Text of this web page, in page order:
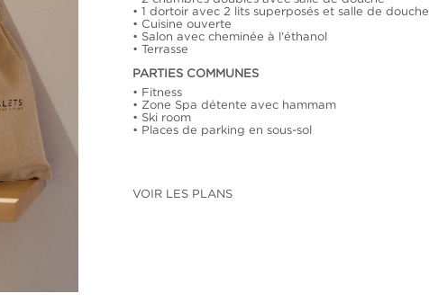
1 dortoir avec 2 lits superposés et salle de douche
Cuisine ouverte
Salon avec cheminée à l'éthanol
Terrasse
PARTIES COMMUNES
Fitness
Zone Spa détente avec hammam
Ski room
Places de parking en sous-sol
VOIR LES PLANS